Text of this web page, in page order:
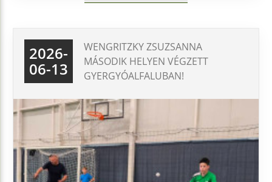
2026-
06-13
WENGRITZKY ZSUZSANNA
MÁSODIK HELYEN VÉGZETT
GYERGYÓALFALUBAN!